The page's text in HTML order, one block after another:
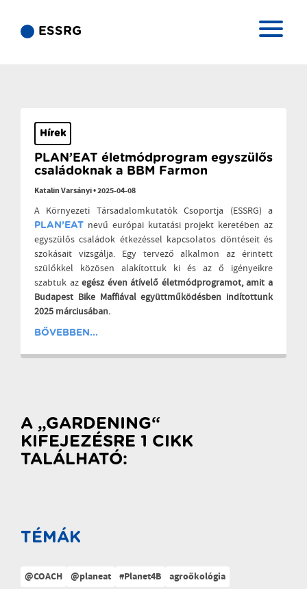
ESSRG
TÉMÁK
@COACH @planeat #Planet4B agroökológia
A „GARDENING“
KIFEJEZÉSRE 1 CIKK
TALÁLHATÓ:
Hírek
PLAN’EAT életmódprogram egyszülős
családoknak a BBM Farmon
Katalin Varsányi•2025-04-08
A Környezeti Társadalomkutatók Csoportja (ESSRG) a
PLAN’EAT nevű európai kutatási projekt keretében az
egyszülős családok étkezéssel kapcsolatos döntéseit és
szokásait vizsgálja. Egy tervező alkalmon az érintett
szülőkkel közösen alakítottuk ki és az ő igényeikre
szabtuk azegész éven átívelő életmódprogramot, amit a
Budapest Bike Maffiával együttműködésben indítottunk
2025 márciusában.
BŐVEBBEN...